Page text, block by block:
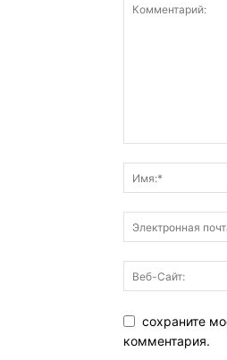
сохраните
комментария.